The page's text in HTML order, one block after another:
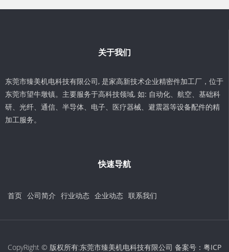
关于我们
东莞市臻美机电科技有限公司, 是家高新技术企业精密件加工厂，位于
东莞市望牛墩镇。主要服务于高科技领域, 如: 自动化、航空、基础科
研、光纤、通信、半导体、电子、医疗器械、避震器等设备配件的精
加工服务。
快速导航
首页 公司简介 行业动态 企业动态 联系我们
CopyRight © 版权所有:东莞市臻美机电科技有限公司 备案号： 粤ICP